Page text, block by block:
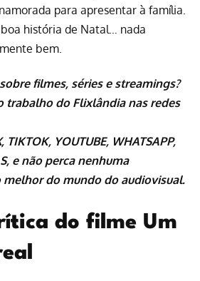
para apresentar à família.
história de Natal… nada
bem.
filmes, sériese streamings?
trabalho do Flixlândianas redes
, TIKTOK, YOUTUBE, WHATSAPP,
, e não perca nenhuma
do mundo do audiovisual.
do filme Um